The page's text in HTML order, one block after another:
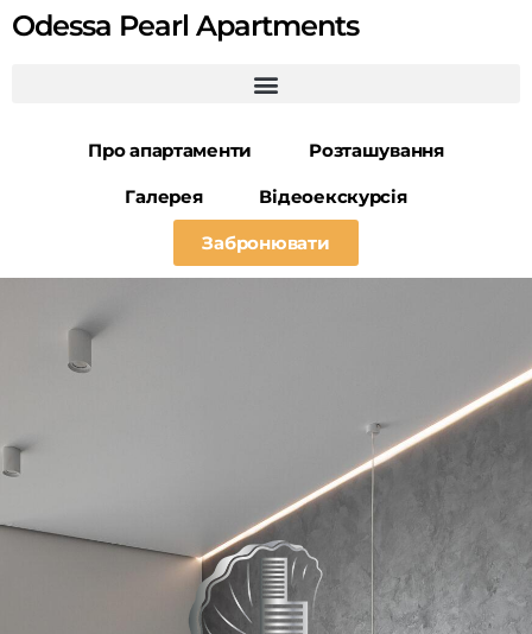
Odessa Pearl Apartments
Про апартаменти Розташування
Галерея Відеоекскурсія
Забронювати